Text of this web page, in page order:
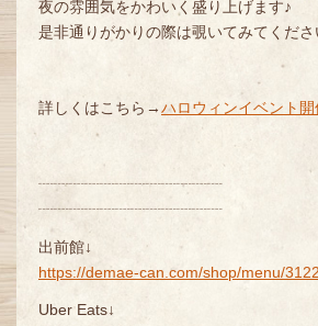
夜の雰囲気をかわいく盛り上げます♪
是非通りがかりの際は覗いてみてくださ
詳しくはこちら→ハロウィンイベント開
┈┈┈┈┈┈┈┈┈┈┈┈
┈┈┈┈┈┈┈┈┈┈┈┈
出前館↓
https://demae-can.com/shop/menu/
Uber Eats↓